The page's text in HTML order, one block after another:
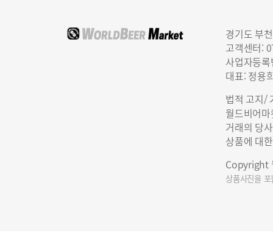
경기도 부
고객센터:
사업자등
대표: 정용
법적 고지/
월드비어
거래의 당
상품에 대
Copyright
상품사진을